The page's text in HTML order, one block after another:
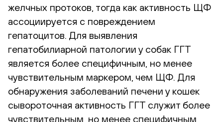
желчных протоков, тогда как активность ЩФ
ассоциируется с повреждением
гепатоцитов. Для выявления
гепатобилиарной патологии у собак ГГТ
является более специфичным, но менее
чувствительным маркером, чем ЩФ. Для
обнаружения заболеваний печени у кошек
сывороточная активность ГГТ служит более
чувствительным, но менее специфичным